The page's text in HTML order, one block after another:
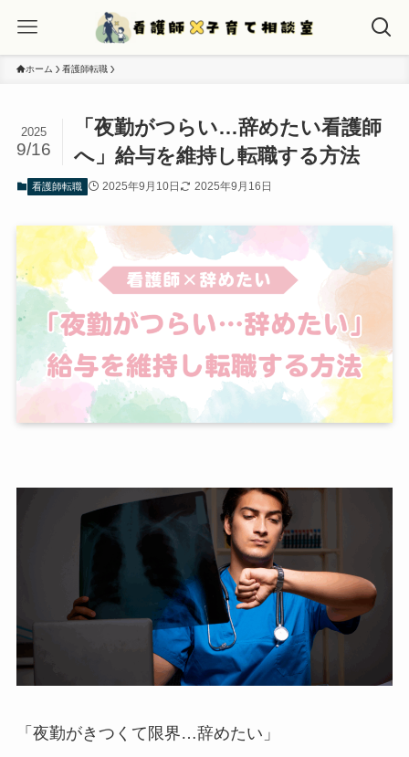
ホーム 看護師転職
「夜勤がつらい…辞めたい看護師
へ」給与を維持し転職する方法
2025
9/16
看護師転職 2025年9月10日 2025年9月16日
「夜勤がきつくて限界…辞めたい」